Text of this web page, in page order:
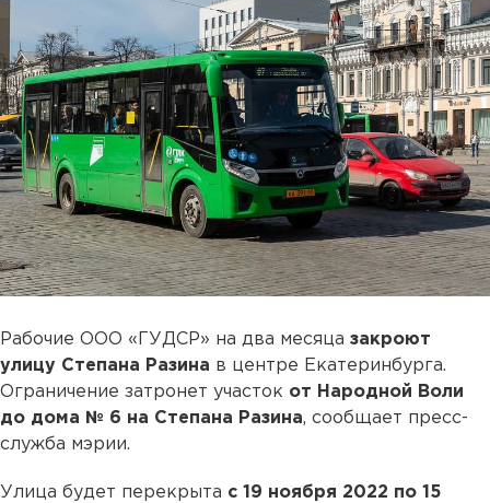
Рабочие ООО «ГУДСР» на два месяца закроют
улицу Степана Разина в центре Екатеринбурга.
Ограничение затронет участок от Народной Воли
до дома № 6 на Степана Разина, сообщает пресс-
служба мэрии.
Улица будет перекрыта с 19 ноября 2022 по 15